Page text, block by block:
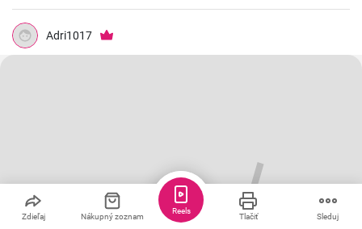
Adri1017
Zdieľaj Nákupný zoznam Tlačiť Sleduj
Reels